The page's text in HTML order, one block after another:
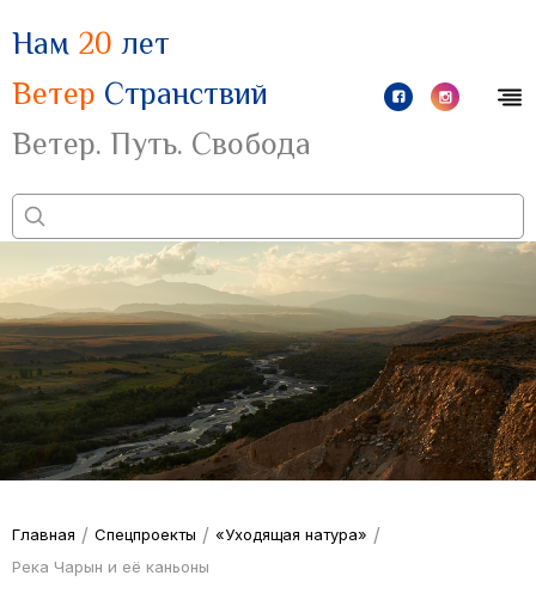
Нам 20 лет
Ветер Странствий
Ветер. Путь. Свобода
Главная / Спецпроекты / «Уходящая натура» /
Река Чарын и её каньоны